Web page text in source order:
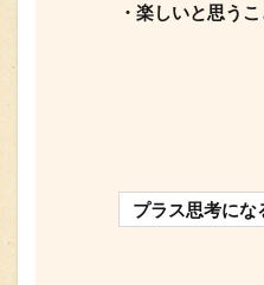
・楽しいと思う
プラス思考にな